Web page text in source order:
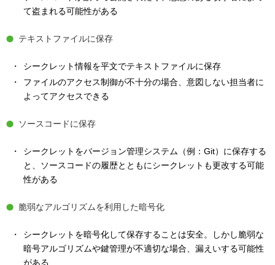
て盗まれる可能性がある
テキストファイルに保存
シークレット情報を平文でテキストファイルに保存
ファイルのアクセス制御が不十分の場合、意図しない担当者に
よってアクセスできる
ソースコードに保存
シークレットをバージョン管理システム（例：Git）に保存する
と、ソースコードの履歴とともにシークレットも更改する可能
性がある
脆弱なアルゴリズムを利用した暗号化
シークレットを暗号化して保存することは安全。しかし脆弱な
暗号アルゴリズムや鍵管理が不適切な場合、漏えいする可能性
がある